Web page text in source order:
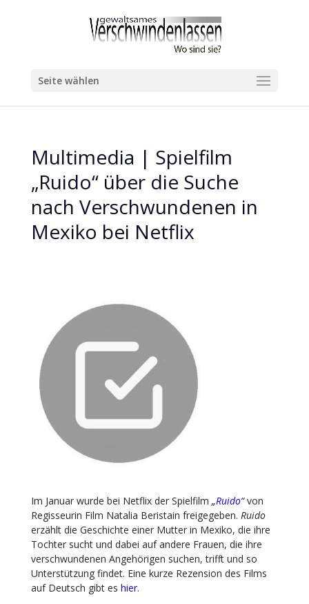
Seite wählen
Multimedia | Spielfilm
„Ruido“ über die Suche
nach Verschwundenen in
Mexiko bei Netflix
Im Januar wurde bei Netflix der Spielfilm „Ruido“von
Regisseurin Film Natalia Beristain freigegeben. Ruido
erzählt die Geschichte einer Mutter in Mexiko, die ihre
Tochter sucht und dabei auf andere Frauen, die ihre
verschwundenen Angehörigen suchen, trifft und so
Unterstützung findet. Eine kurze Rezension des Films
auf Deutsch gibt es hier.